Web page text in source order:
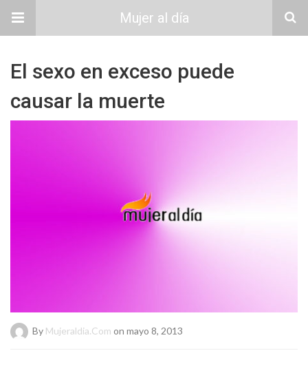
Mujer al día
El sexo en exceso puede
causar la muerte
By Mujeraldia.com on mayo 8, 2013